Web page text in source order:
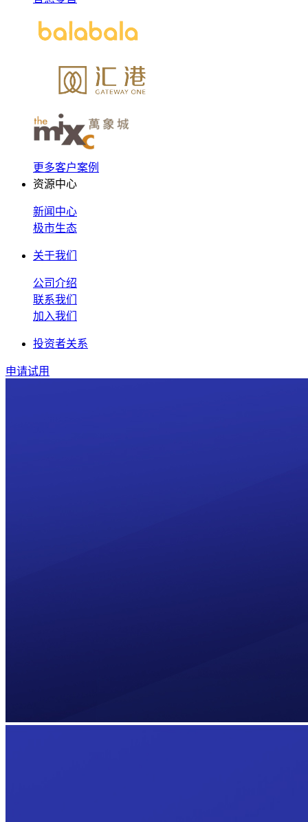
更多客户案例
资源中心
新闻中心
极市生态
关于我们
公司介绍
联系我们
加入我们
投资者关系
申请试用